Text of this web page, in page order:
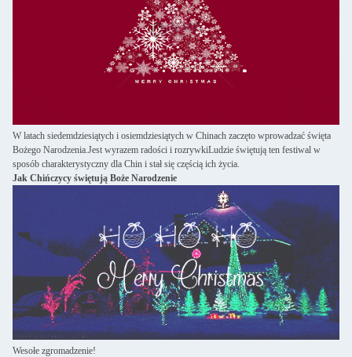
W latach siedemdziesiątych i osiemdziesiątych w Chinach zaczęto wprowadzać święta
Bożego Narodzenia.Jest wyrazem radości i rozrywkiLudzie świętują ten festiwal w
sposób charakterystyczny dla Chin i stał się częścią ich życia.
Jak Chińczycy świętują Boże Narodzenie
Wesołe zgromadzenie!